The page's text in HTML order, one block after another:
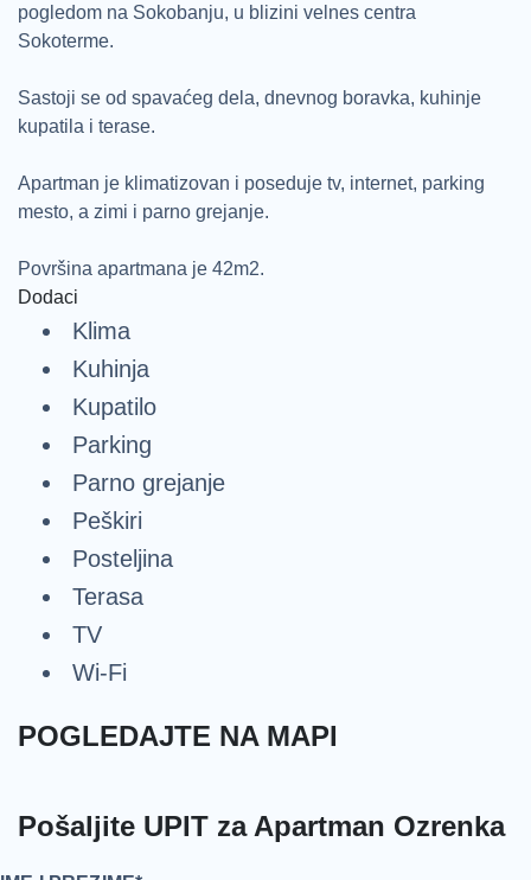
pogledom na Sokobanju, u blizini velnes centra
Sokoterme.
Sastoji se od spavaćeg dela, dnevnog boravka, kuhinje
kupatila i terase.
Apartman je klimatizovan i poseduje tv, internet, parking
mesto, a zimi i parno grejanje.
Površina apartmana je 42m2.
Dodaci
Klima
Kuhinja
Kupatilo
Parking
Parno grejanje
Peškiri
Posteljina
Terasa
TV
Wi-Fi
POGLEDAJTE NA MAPI
Pošaljite UPIT za Apartman Ozrenka